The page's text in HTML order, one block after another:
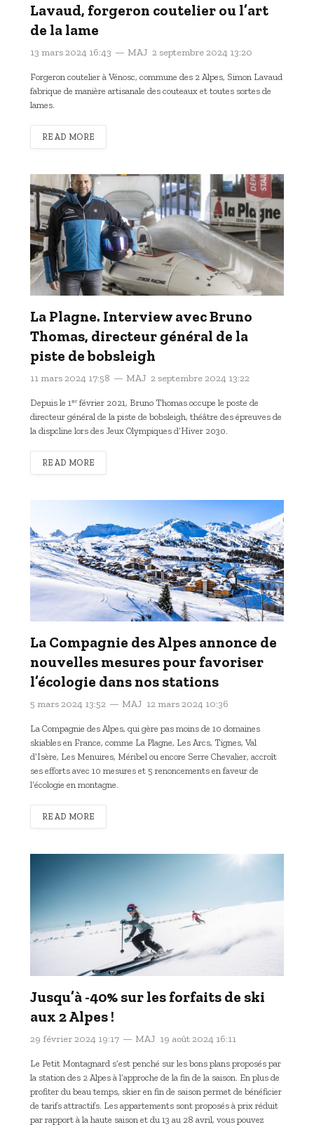
Lavaud, forgeron coutelier ou l’art
de la lame
13 mars 2024 16:43 MAJ 2 septembre 2024 13:20
Forgeron coutelier à Vénosc, commune des 2 Alpes, Simon Lavaud
fabrique de manière artisanale des couteaux et toutes sortes de
lames.
READ MORE
La Plagne. Interview avec Bruno
Thomas, directeur général de la
piste de bobsleigh
11 mars 2024 17:58 MAJ 2 septembre 2024 13:22
Depuis le 1ᵉʳ février 2021, Bruno Thomas occupe le poste de
directeur général de la piste de bobsleigh, théâtre des épreuves de
la dispcline lors des Jeux Olympiques d’Hiver 2030.
READ MORE
La Compagnie des Alpes annonce de
nouvelles mesures pour favoriser
l’écologie dans nos stations
5 mars 2024 13:52 MAJ 12 mars 2024 10:36
La Compagnie des Alpes, qui gère pas moins de 10 domaines
skiables en France, comme La Plagne, Les Arcs, Tignes, Val
d’Isère, Les Menuires, Méribel ou encore Serre Chevalier, accroît
ses efforts avec 10 mesures et 5 renoncements en faveur de
l’écologie en montagne.
READ MORE
Jusqu’à -40% sur les forfaits de ski
aux 2 Alpes !
29 février 2024 19:17 MAJ 19 août 2024 16:11
Le Petit Montagnard s’est penché sur les bons plans proposés par
la station des 2 Alpes à l’approche de la fin de la saison. En plus de
profiter du beau temps, skier en fin de saison permet de bénéficier
de tarifs attractifs. Les appartements sont proposés à prix réduit
par rapport à la haute saison et du 13 au 28 avril, vous pouvez